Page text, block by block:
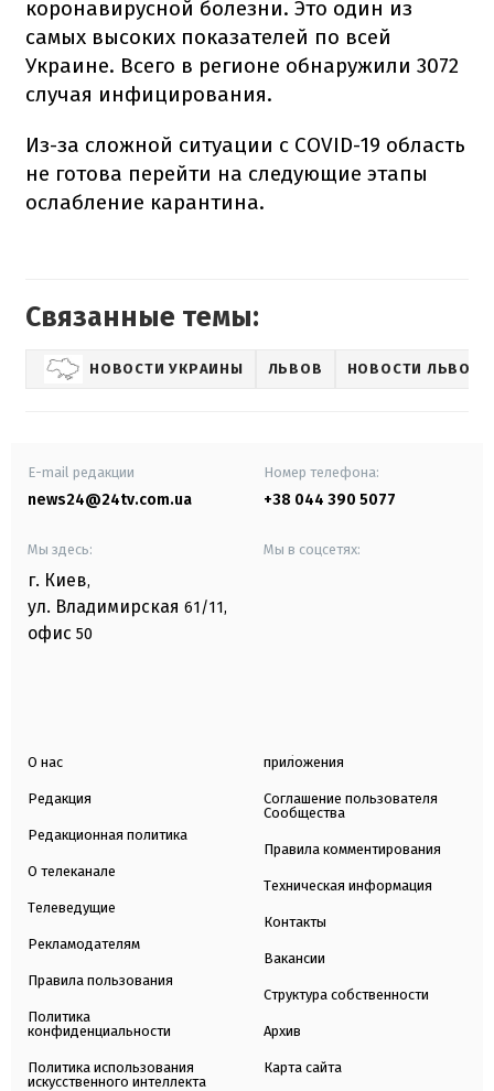
коронавирусной болезни. Это один из
самых высоких показателей по всей
Украине. Всего в регионе обнаружили 3072
случая инфицирования.
Из-за сложной ситуации с COVID-19 область
не готова перейти на следующие этапы
ослабление карантина.
Связанные темы:
НОВОСТИ УКРАИНЫ ЛЬВОВ НОВОСТИ ЛЬВОВА
E-mail редакции
news24@24tv.com.ua
Номер телефона:
+38 044 390 5077
Мы здесь:
г. Киев,
ул. Владимирская 61/11,
офис 50
Мы в соцсетях:
О нас
Редакция
Редакционная политика
О телеканале
Телеведущие
Рекламодателям
Правила пользования
Политика
конфиденциальности
Политика использования
искусственного интеллекта
приложения
Соглашение пользователя
Сообщества
Правила комментирования
Техническая информация
Контакты
Вакансии
Структура собственности
Архив
Карта сайта